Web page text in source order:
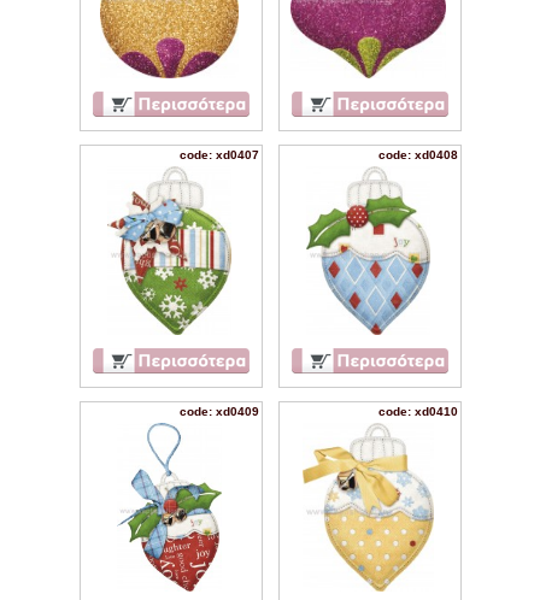
code: xd0407 code: xd0408
code: xd0409 code: xd0410